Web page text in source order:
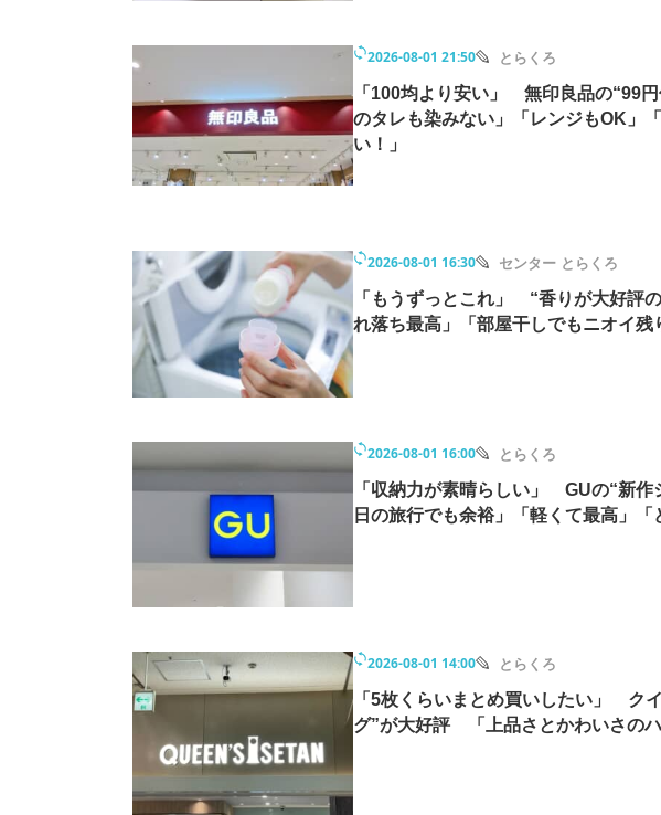
2026-08-01 21:50 とらくろ
「100均より安い」 無印良品の“99
のタレも染みない」「レンジもOK」
い！」
2026-08-01 16:30 センター とらくろ
「もうずっとこれ」 “香りが大好評
れ落ち最高」「部屋干しでもニオイ残
2026-08-01 16:00 とらくろ
「収納力が素晴らしい」 GUの“新
日の旅行でも余裕」「軽くて最高」「
2026-08-01 14:00 とらくろ
「5枚くらいまとめ買いしたい」 ク
グ”が大好評 「上品さとかわいさの